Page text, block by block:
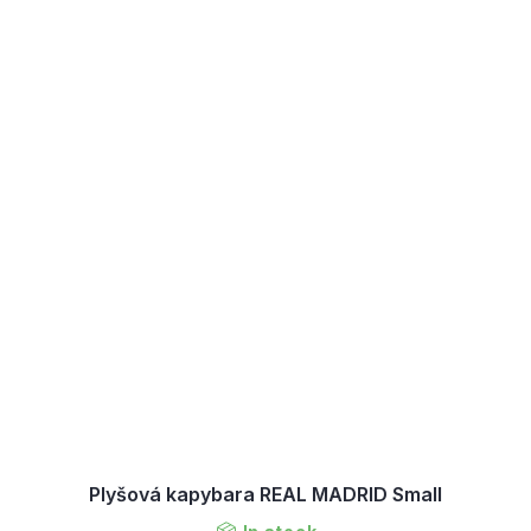
Plyšová kapybara REAL MADRID Small